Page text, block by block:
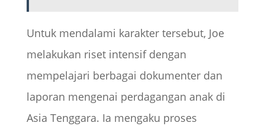
Untuk mendalami karakter tersebut, Joe
melakukan riset intensif dengan
mempelajari berbagai dokumenter dan
laporan mengenai perdagangan anak di
Asia Tenggara. Ia mengaku proses